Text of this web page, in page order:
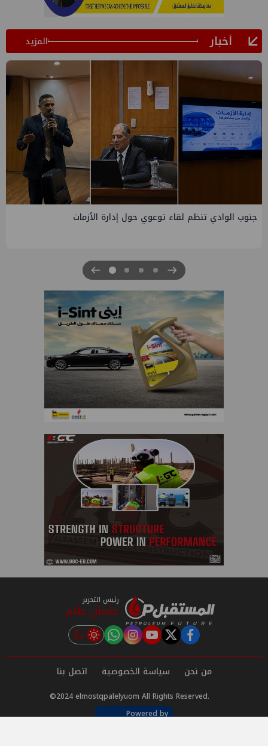
أخبار المزيد
التخطيط والبترول يبحثان جهود تحقيق أمن الطاقة ضمن خطة
رئيس التحرير
عثمان علام
facebook
twitter
youtube
instagram
tiktok
من نحن سياسة الخصوصية اتصل بنا
©2024 elmostqpalelyuom All Rights Reserved.
Powered by